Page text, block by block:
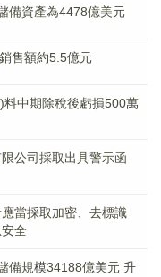
備資產為4478億美元
售額約5.5億元
料中期除稅後虧損500萬
公司採取出具警示函
當採取加密、去標識
全
備規模34188億美元 升